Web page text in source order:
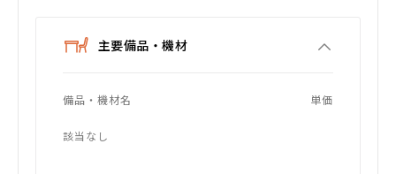
主要備品・機材
備品・機材名 単価
該当なし